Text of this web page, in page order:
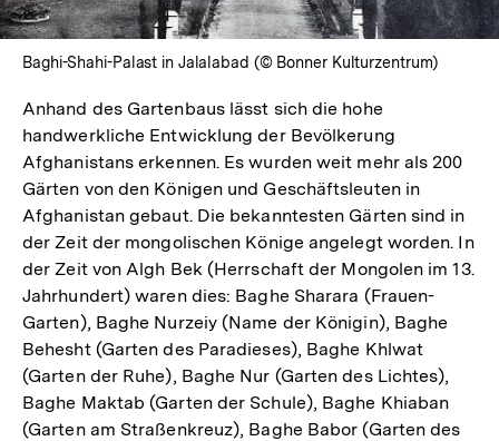
Baghi-Shahi-Palast in Jalalabad (© Bonner Kulturzentrum)
Anhand des Gartenbaus lässt sich die hohe
handwerkliche Entwicklung der Bevölkerung
Afghanistans erkennen. Es wurden weit mehr als 200
Gärten von den Königen und Geschäftsleuten in
Afghanistan gebaut. Die bekanntesten Gärten sind in
der Zeit der mongolischen Könige angelegt worden. In
der Zeit von Algh Bek (Herrschaft der Mongolen im 13.
Jahrhundert) waren dies: Baghe Sharara (Frauen-
Garten), Baghe Nurzeiy (Name der Königin), Baghe
Behesht (Garten des Paradieses), Baghe Khlwat
(Garten der Ruhe), Baghe Nur (Garten des Lichtes),
Baghe Maktab (Garten der Schule), Baghe Khiaban
(Garten am Straßenkreuz), Baghe Babor (Garten des